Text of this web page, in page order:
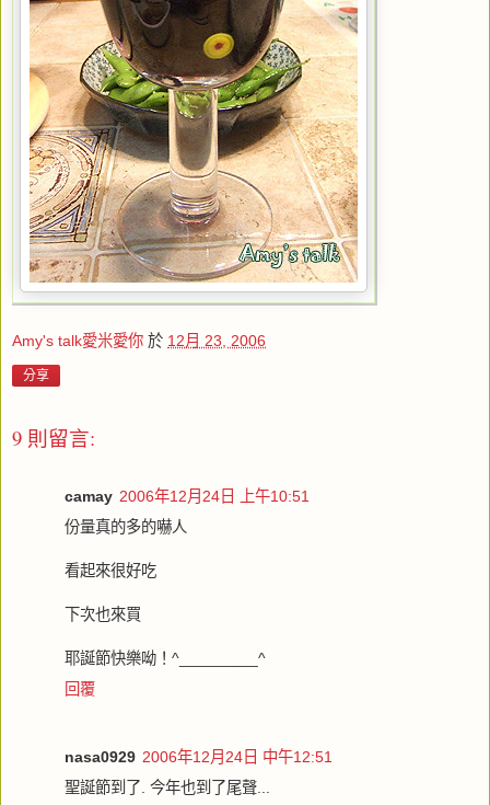
Amy's talk愛米愛你 於 12月 23, 2006
分享
9 則留言:
camay 2006年12月24日 上午10:51
份量真的多的嚇人
看起來很好吃
下次也來買
耶誕節快樂呦！^_________^
回覆
nasa0929 2006年12月24日 中午12:51
聖誕節到了. 今年也到了尾聲...